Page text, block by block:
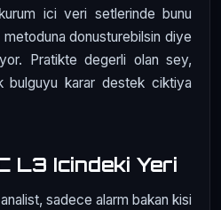
ici veri setlerinde bunu
donusturebilsin diye
Pratikte degerli olan sey,
bulguyu karar destek ciktiya
L3 Icindeki Yeri
sadece alarm bakan kisi